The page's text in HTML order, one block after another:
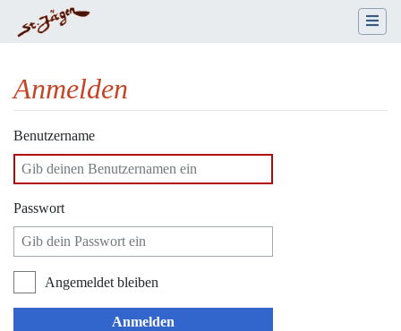
Anmelden
Wechseln zu:Navigation
Benutzername
Passwort
Angemeldet bleiben
Anmelden